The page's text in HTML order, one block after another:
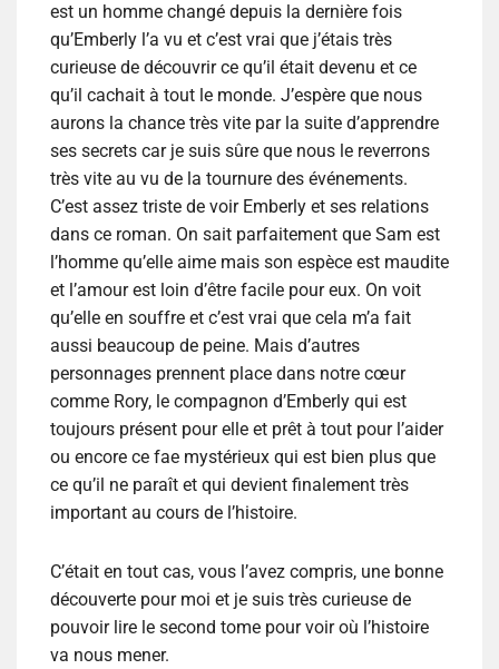
est un homme changé depuis la dernière fois
qu’Emberly l’a vu et c’est vrai que j’étais très
curieuse de découvrir ce qu’il était devenu et ce
qu’il cachait à tout le monde. J’espère que nous
aurons la chance très vite par la suite d’apprendre
ses secrets car je suis sûre que nous le reverrons
très vite au vu de la tournure des événements.
C’est assez triste de voir Emberly et ses relations
dans ce roman. On sait parfaitement que Sam est
l’homme qu’elle aime mais son espèce est maudite
et l’amour est loin d’être facile pour eux. On voit
qu’elle en souffre et c’est vrai que cela m’a fait
aussi beaucoup de peine. Mais d’autres
personnages prennent place dans notre cœur
comme Rory, le compagnon d’Emberly qui est
toujours présent pour elle et prêt à tout pour l’aider
ou encore ce fae mystérieux qui est bien plus que
ce qu’il ne paraît et qui devient finalement très
important au cours de l’histoire.
C’était en tout cas, vous l’avez compris, une bonne
découverte pour moi et je suis très curieuse de
pouvoir lire le second tome pour voir où l’histoire
va nous mener.